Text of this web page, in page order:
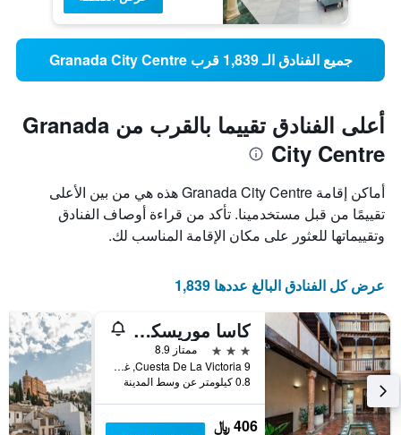
جميع الفنادق الـ 1,839 قرب Granada City Centre
أعلى الفنادق تقييما بالقرب من Granada
City Centre
أماكن إقامة Granada City Centre هذه هي من بين الأعلى
تقييمًا من قبل مستخدمينا. تأكد من قراءة أوصاف الفنادق
وتقييماتها للعثور على مكان الإقامة المناسب لك.
عرض كل الفنادق البالغ عددها 1,839
كاسا موريسكا هوتل بوتيك
3 نجوم
ممتاز 8.9
Cuesta De La Victoria 9, غرناطة, منطقة أندلوسيا, أسبانيا
0.8 كيلومتر عن وسط المدينة
406 ﷼